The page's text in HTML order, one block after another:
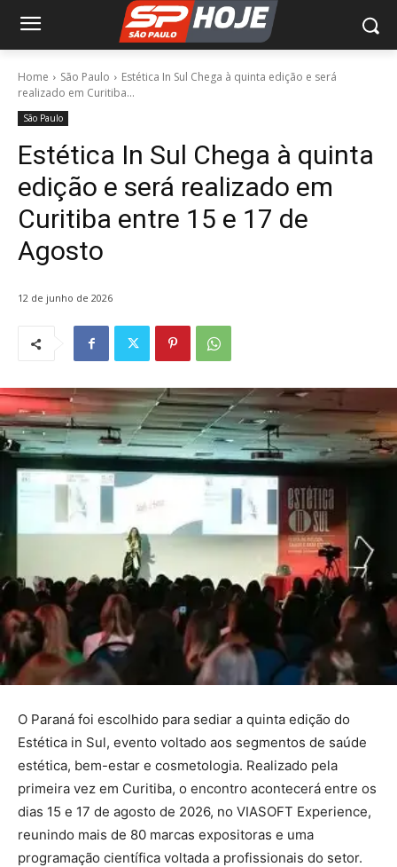
Home São Paulo
Estética In Sul Chega à quinta edição e será
realizado em Curitiba...
São Paulo
Estética In Sul Chega à quinta
edição e será realizado em
Curitiba entre 15 e 17 de
Agosto
12 de junho de 2026
O Paraná foi escolhido para sediar a quinta edição do
Estética in Sul, evento voltado aos segmentos de saúde
estética, bem-estar e cosmetologia. Realizado pela
primeira vez em Curitiba, o encontro acontecerá entre os
dias 15 e 17 de agosto de 2026, no VIASOFT Experience,
reunindo mais de 80 marcas expositoras e uma
programação científica voltada a profissionais do setor.